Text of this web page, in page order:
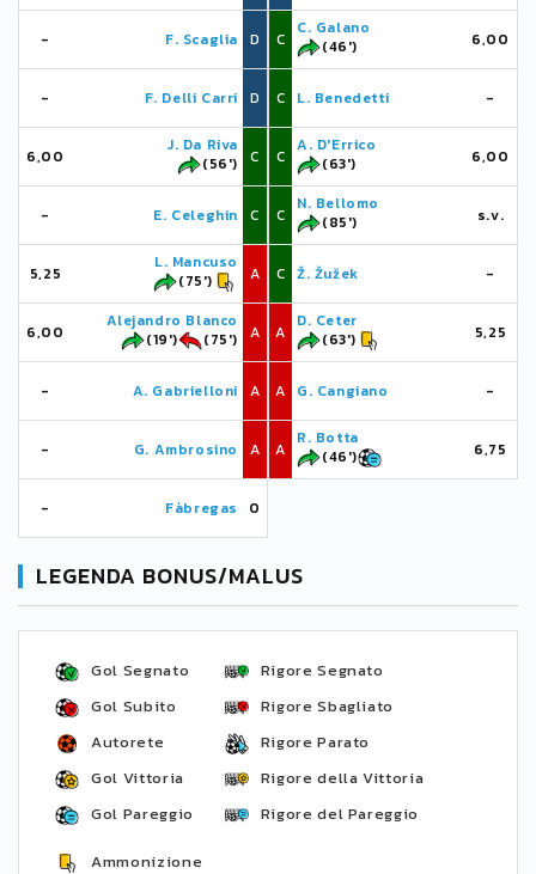
- F. Scaglia D
- F. Delli Carri D
6,00
J. Da Riva
(56')
C
- E. Celeghin C
5,25
L. Mancuso
(75')
A
6,00
Alejandro Blanco
(19')
(75') A
- A. Gabrielloni A
- G. Ambrosino A
- Fàbregas 0
C
C. Galano
(46')
6,00
C L. Benedetti -
C
A. D'Errico
(63')
6,00
C
N. Bellomo
(85')
s.v.
C Ž. Žužek -
A
D. Ceter
(63')
5,25
A G. Cangiano -
A
R. Botta
(46')
6,75
LEGENDA BONUS/MALUS
Gol Segnato
Gol Subito
Autorete
Gol Vittoria
Gol Pareggio
Rigore Segnato
Rigore Sbagliato
Rigore Parato
Rigore della Vittoria
Rigore del Pareggio
Ammonizione